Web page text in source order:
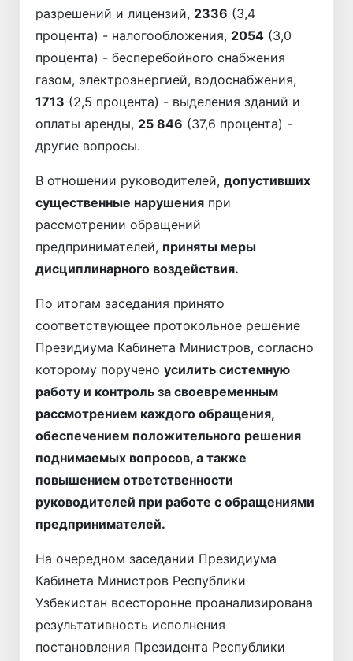
разрешений и лицензий, 2336 (3,4
процента) - налогообложения, 2054 (3,0
процента) - бесперебойного снабжения
газом, электроэнергией, водоснабжения,
1713 (2,5 процента) - выделения зданий и
оплаты аренды, 25 846 (37,6 процента) -
другие вопросы.
В отношении руководителей, допус­тивших
существенные нарушения при
рассмотрении обращений
предпринимателей, приняты меры
дисциплинарного воздействия.
По итогам заседания принято
соответствующее протокольное решение
Президиума Кабинета Министров, согласно
которому поручено усилить системную
работу и контроль за свое­временным
рассмотрением каждого обращения,
обеспечением положительного решения
поднимаемых вопросов, а также
повышением ответственности
руководителей при работе с обращениями
предпринимателей.
На очередном заседании Президиума
Кабинета Министров Республики
Узбекистан всесторонне проанализирована
результативность исполнения
постановления Президента Респуб­лики